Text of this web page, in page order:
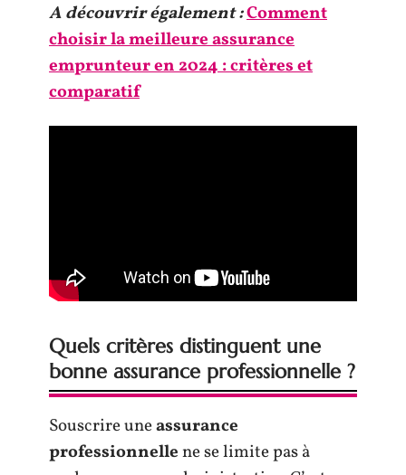
A découvrir également :Comment
choisir la meilleure assurance
emprunteur en 2024 : critères et
comparatif
Quels critères distinguent une
bonne assurance professionnelle ?
Souscrire uneassurance
professionnellene se limite pas à